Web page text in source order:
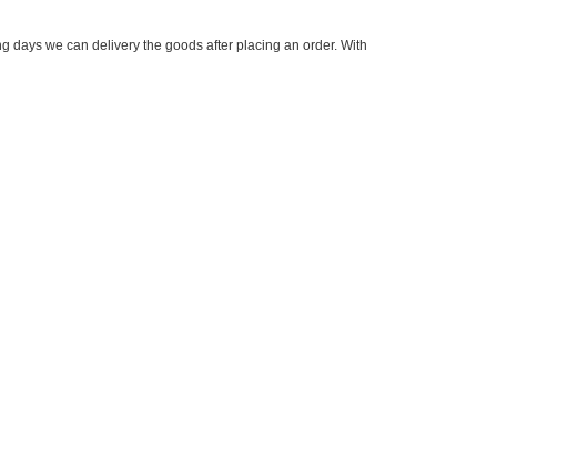
days we can delivery the goods after placing an order. With